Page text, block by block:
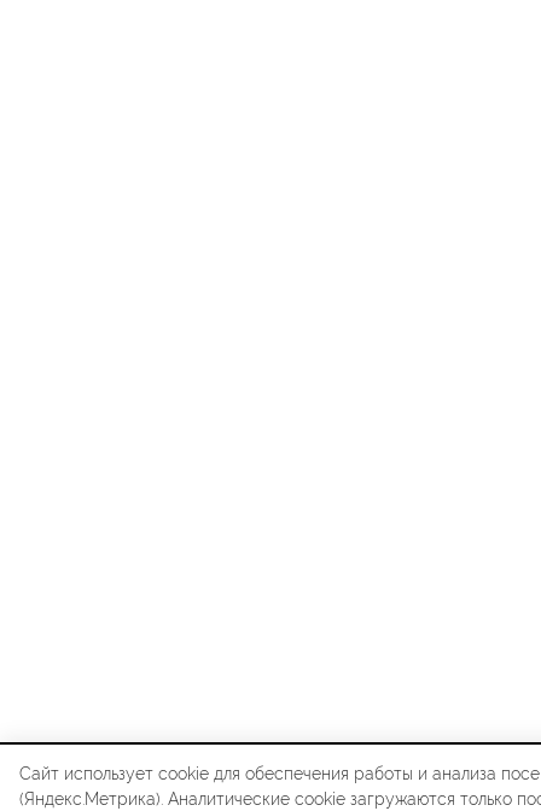
Сайт использует cookie для обеспечения работы и анализа
(Яндекс.Метрика). Аналитические cookie загружаются только